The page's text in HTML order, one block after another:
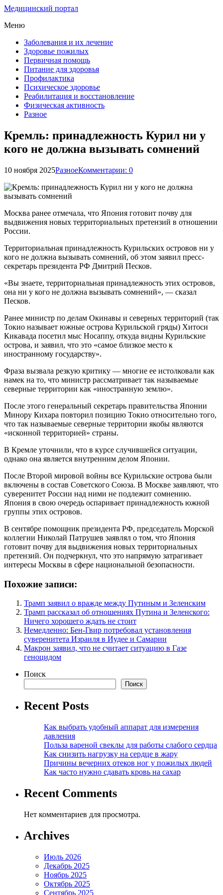
Медицинский портал
Меню
Заболевания и их лечение
Здоровье пожилых
Первичная помощь
Питание для здоровья
Профилактика
Психическое здоровье
Реабилитация и восстановление
Физическая активность
Разное
Кремль: принадлежность Курил ни у
кого не должна вызывать сомнений
10 ноября 2025РазноеКомментарии: 0
Москва ранее отмечала, что Япония готовит почву для
выдвижения новых территориальных претензий в отношении
России.
Территориальная принадлежность Курильских островов ни у
кого не должна вызывать сомнений, об этом заявил пресс-
секретарь президента РФ Дмитрий Песков.
«Вы знаете, территориальная принадлежность этих островов,
она ни у кого не должна вызывать сомнений», — сказал
Песков.
Ранее министр по делам Окинавы и северных территорий (так
Токио называет южные острова Курильской гряды) Хитоси
Кикавада посетил мыс Носаппу, откуда видны Курильские
острова, и заявил, что это «самое близкое место к
иностранному государству».
Фраза вызвала резкую критику — многие ее истолковали как
намек на то, что министр рассматривает так называемые
северные территории как «иностранную землю».
После этого генеральный секретарь правительства Японии
Минору Кихара повторил позицию Токио относительно того,
что так называемые северные территории якобы являются
«исконной территорией» страны.
В Кремле уточнили, что в курсе случившейся ситуации,
однако она является внутренним делом Японии.
После Второй мировой войны все Курильские острова были
включены в состав Советского Союза. В Москве заявляют, что
суверенитет России над ними не подлежит сомнению.
Япония в свою очередь оспаривает принадлежность южной
группы этих островов.
В сентябре помощник президента РФ, председатель Морской
коллегии Николай Патрушев заявлял о том, что Япония
готовит почву для выдвижения новых территориальных
претензий. Он подчеркнул, что это напрямую затрагивает
интересы Москвы в сфере национальной безопасности.
Похожие записи:
Трамп заявил о вражде между Путиным и Зеленским
Трамп рассказал об отношениях Путина и Зеленского:
Ничего хорошего ждать не стоит
Немедленно: Бен-Гвир потребовал установления
суверенитета Израиля в Иудее и Самарии
Макрон заявил, что не считает ситуацию в Газе
геноцидом
Поиск
Поиск
Recent Posts
Как выбрать удобный аппарат для измерения
давления
Польза вареной свеклы для работы слабого сердца
Как снизить нагрузку на сердце в жару
Причины вечерних отеков ног у пожилых людей
Как часто нужно сдавать кровь на сахар
Recent Comments
Нет комментариев для просмотра.
Archives
Июль 2026
Декабрь 2025
Ноябрь 2025
Октябрь 2025
Сентябрь 2025